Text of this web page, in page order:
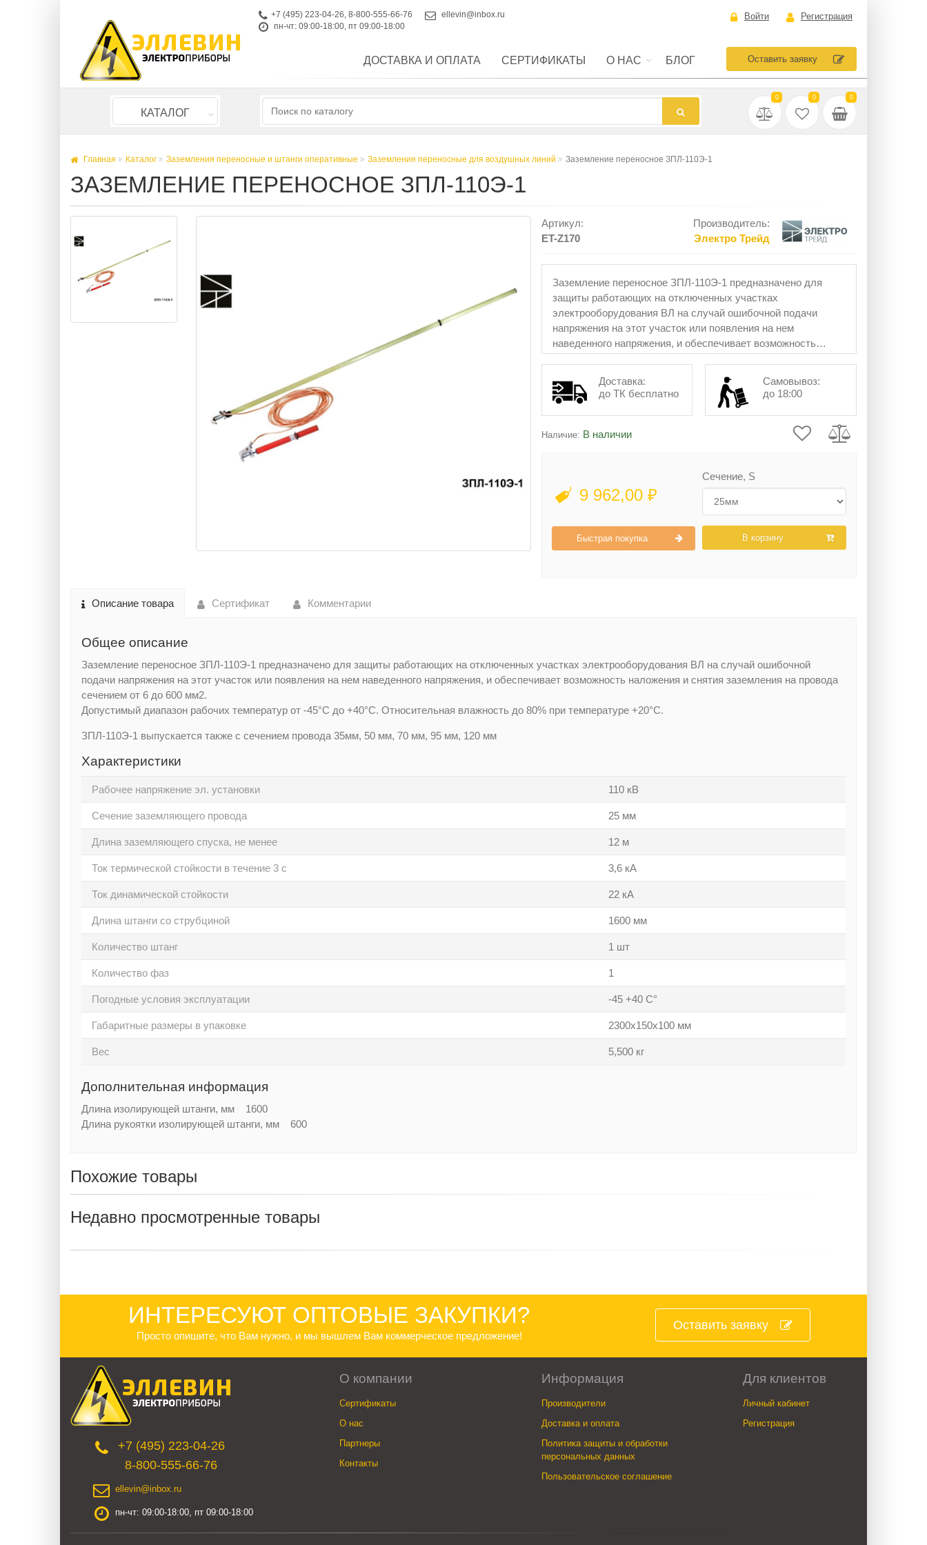
+7 (495) 223-04-26, 8-800-555-66-76
ellevin@inbox.ru
пн-чт: 09:00-18:00, пт 09:00-18:00
Войти Регистрация
ДОСТАВКА И ОПЛАТА СЕРТИФИКАТЫ О НАС БЛОГ Оставить заявку
КАТАЛОГ
0 0 0
Главная Каталог Заземления переносные и штанги оперативные Заземления переносные для воздушных линий Заземление переносное ЗПЛ-110Э-1
ЗАЗЕМЛЕНИЕ ПЕРЕНОСНОЕ ЗПЛ-110Э-1
Артикул:
ET-Z170
Производитель:
Электро Трейд
Заземление переносное ЗПЛ-110Э-1 предназначено для
защиты работающих на отключенных участках
электрооборудования ВЛ на случай ошибочной подачи
напряжения на этот участок или появления на нем
наведенного напряжения, и обеспечивает возможность
Доставка:
до ТК бесплатно
Самовывоз:
до 18:00
Наличие: В наличии
9 962,00 ₽
Быстрая покупка
Сечение, S
В корзину
Описание товара Сертификат Комментарии
Общее описание
Заземление переносное ЗПЛ-110Э-1 предназначено для защиты работающих на отключенных участках электрооборудования ВЛ на случай ошибочной
подачи напряжения на этот участок или появления на нем наведенного напряжения, и обеспечивает возможность наложения и снятия заземления на провода
сечением от 6 до 600 мм2.
Допустимый диапазон рабочих температур от -45°С до +40°С. Относительная влажность до 80% при температуре +20°С.
ЗПЛ-110Э-1 выпускается также с сечением провода 35мм, 50 мм, 70 мм, 95 мм, 120 мм
Характеристики
Рабочее напряжение эл. установки 110 кВ
Сечение заземляющего провода 25 мм
Длина заземляющего спуска, не менее 12 м
Ток термической стойкости в течение 3 с 3,6 кА
Ток динамической стойкости 22 кА
Длина штанги со струбциной 1600 мм
Количество штанг 1 шт
Количество фаз 1
Погодные условия эксплуатации -45 +40 С°
Габаритные размеры в упаковке 2300х150х100 мм
Вес 5,500 кг
Дополнительная информация
Длина изолирующей штанги, мм 1600
Длина рукоятки изолирующей штанги, мм 600
Похожие товары
Недавно просмотренные товары
ИНТЕРЕСУЮТ ОПТОВЫЕ ЗАКУПКИ?
Просто опишите, что Вам нужно, и мы вышлем Вам коммерческое предложение!
Оставить заявку
+7 (495) 223-04-26
8-800-555-66-76
ellevin@inbox.ru
пн-чт: 09:00-18:00, пт 09:00-18:00
О компании
Сертификаты
О нас
Партнеры
Контакты
Информация
Производители
Доставка и оплата
Политика защиты и обработки
персональных данных
Пользовательское соглашение
Для клиентов
Личный кабинет
Регистрация